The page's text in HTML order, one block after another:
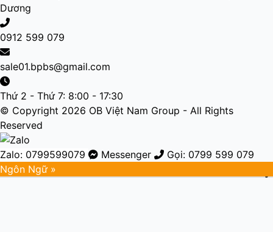
Dương
0912 599 079
sale01.bpbs@gmail.com
Thứ 2 - Thứ 7: 8:00 - 17:30
© Copyright 2026 OB Việt Nam Group - All Rights
Reserved
Zalo: 0799599079 Messenger
Gọi: 0799 599 079
Ngôn Ngữ »